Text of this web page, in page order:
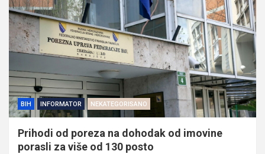
BIH INFORMATOR NEKATEGORISANO
Prihodi od poreza na dohodak od imovine
porasli za više od 130 posto